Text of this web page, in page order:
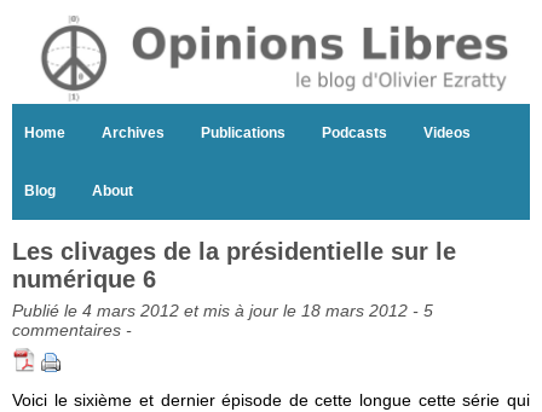
Home Archives Publications Podcasts Videos
Blog About
Les clivages de la présidentielle sur le
numérique 6
Publié le 4 mars 2012 et mis à jour le 18 mars 2012 - 5
commentaires -
Voici le sixième et dernier épisode de cette longue cette série qui